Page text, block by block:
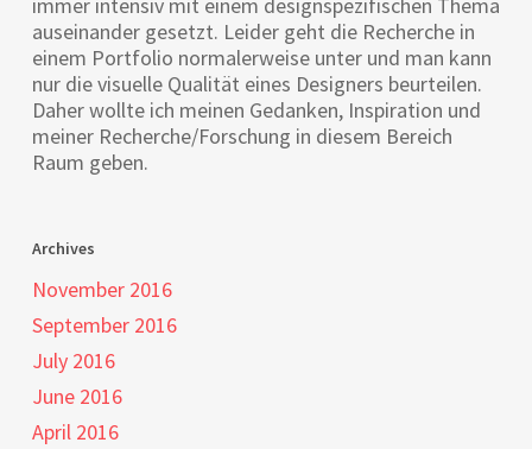
auseinander gesetzt. Leider geht die Recherche in
einem Portfolio normalerweise unter und man kann
nur die visuelle Qualität eines Designers beurteilen.
Daher wollte ich meinen Gedanken, Inspiration und
meiner Recherche/Forschung in diesem Bereich
Raum geben.
Archives
November 2016
September 2016
July 2016
June 2016
April 2016